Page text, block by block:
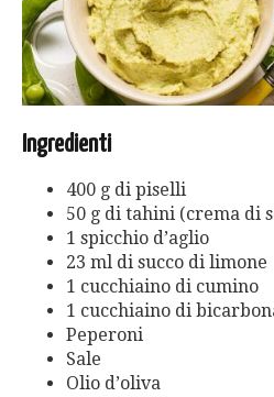
Ingredienti
400 g di piselli
50 g di tahini (crema di
1 spicchio d’aglio
23 ml di succo di limone
1 cucchiaino di cumino
1 cucchiaino di
Peperoni
Sale
Olio d’oliva